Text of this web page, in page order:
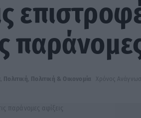
Πολιτική Πολιτική & Οικονομία Χρόνος